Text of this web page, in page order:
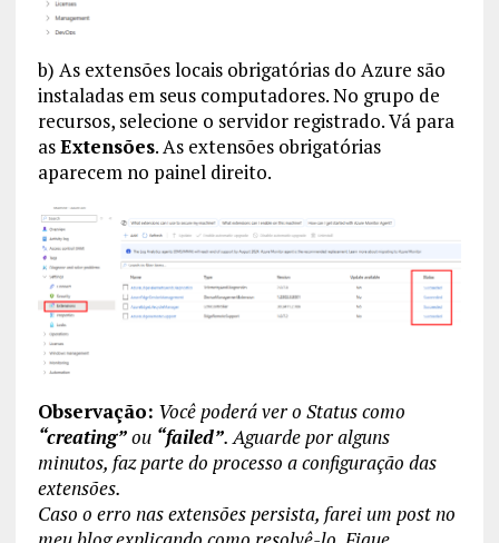
b) As extensões locais obrigatórias do Azure são
instaladas em seus computadores. No grupo de
recursos, selecione o servidor registrado. Vá para
asExtensões. As extensões obrigatórias
aparecem no painel direito.
Observação: Você poderá ver o Status como
“creating”ou “failed”. Aguarde por alguns
minutos, faz parte do processo a configuração das
extensões.
Caso o erro nas extensões persista, farei um post no